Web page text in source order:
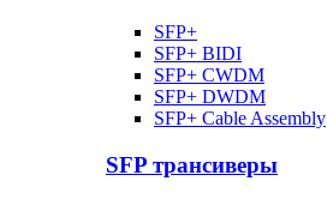
SFP+
SFP+ BIDI
SFP+ CWDM
SFP+ DWDM
SFP+ Cable Assembly
SFP трансиверы